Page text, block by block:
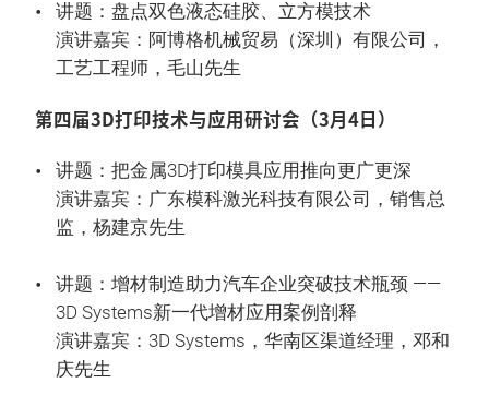
讲题：盘点双色液态硅胶、立方模技术
演讲嘉宾：阿博格机械贸易（深圳）有限公司，
工艺工程师，毛山先生
第四届3D打印技术与应用研讨会（3月4日）
讲题：把金属3D打印模具应用推向更广更深
演讲嘉宾：广东模科激光科技有限公司，销售总
监，杨建京先生
讲题：增材制造助力汽车企业突破技术瓶颈 ——
3D Systems新一代增材应用案例剖释
演讲嘉宾：3D Systems，华南区渠道经理，邓和
庆先生